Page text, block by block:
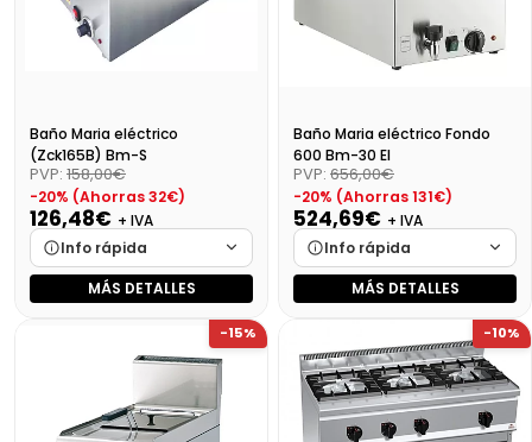
Baño Maria eléctrico
(Zck165B) Bm-S
PVP: 158,00€
-20% (Ahorras 32€)
126,48€ + IVA
Info rápida
Marca
Cargando…
Cargando…
Cargando…
Precio final (+21%)
153,04 €
MÁS DETALLES
Baño Maria eléctrico Fondo
600 Bm-30 El
PVP: 656,00€
-20% (Ahorras 131€)
524,69€ + IVA
Info rápida
Marca
Cargando…
Cargando…
Disponibilidad
Cargando…
Precio final (+21%) 634,87 €
MÁS DETALLES
-15% -10%